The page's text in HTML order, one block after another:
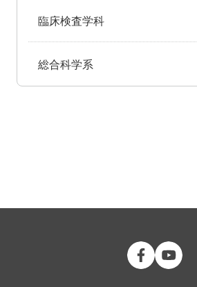
臨床検査学科
総合科学系
公立大